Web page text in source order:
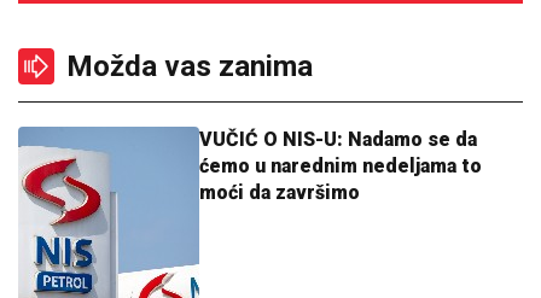
Možda vas zanima
VUČIĆ O NIS-U: Nadamo se da
ćemo u narednim nedeljama to
moći da završimo